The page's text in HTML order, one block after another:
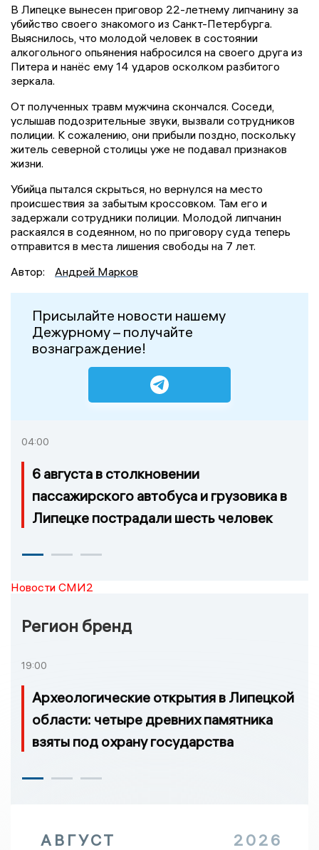
В Липецке вынесен приговор 22-летнему липчанину за
убийство своего знакомого из Санкт-Петербурга.
Выяснилось, что молодой человек в состоянии
алкогольного опьянения набросился на своего друга из
Питера и нанёс ему 14 ударов осколком разбитого
зеркала.
От полученных травм мужчина скончался. Соседи,
услышав подозрительные звуки, вызвали сотрудников
полиции. К сожалению, они прибыли поздно, поскольку
житель северной столицы уже не подавал признаков
жизни.
Убийца пытался скрыться, но вернулся на место
происшествия за забытым кроссовком. Там его и
задержали сотрудники полиции. Молодой липчанин
раскаялся в содеянном, но по приговору суда теперь
отправится в места лишения свободы на 7 лет.
Автор:
Андрей Марков
Присылайте новости нашему
Дежурному – получайте
вознаграждение!
04:00
6 августа в столкновении
пассажирского автобуса и грузовика в
Липецке пострадали шесть человек
Новости СМИ2
Регион бренд
19:00
Археологические открытия в Липецкой
области: четыре древних памятника
взяты под охрану государства
АВГУСТ 2026